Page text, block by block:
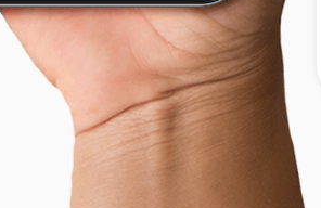
commercialisant du vin
et accueillant des
projets sont éligibles ?
ou amélioration des
d’accueil